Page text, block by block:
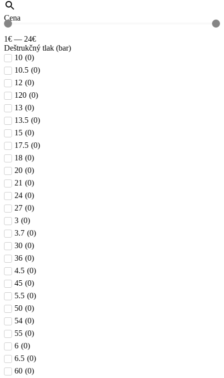
Cena
1€ — 24€
Deštrukčný tlak (bar)
10 (0)
10.5 (0)
12 (0)
120 (0)
13 (0)
13.5 (0)
15 (0)
17.5 (0)
18 (0)
20 (0)
21 (0)
24 (0)
27 (0)
3 (0)
3.7 (0)
30 (0)
36 (0)
4.5 (0)
45 (0)
5.5 (0)
50 (0)
54 (0)
55 (0)
6 (0)
6.5 (0)
60 (0)